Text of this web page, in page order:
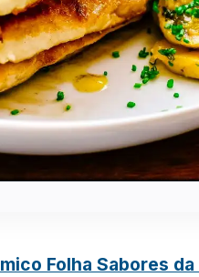
Folha Sabores da